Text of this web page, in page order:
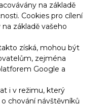
na základě
Cookies pro cílení
základě vašeho
získá, mohou být
zejména
Google a
i v režimu, který
o chování návštěvníků